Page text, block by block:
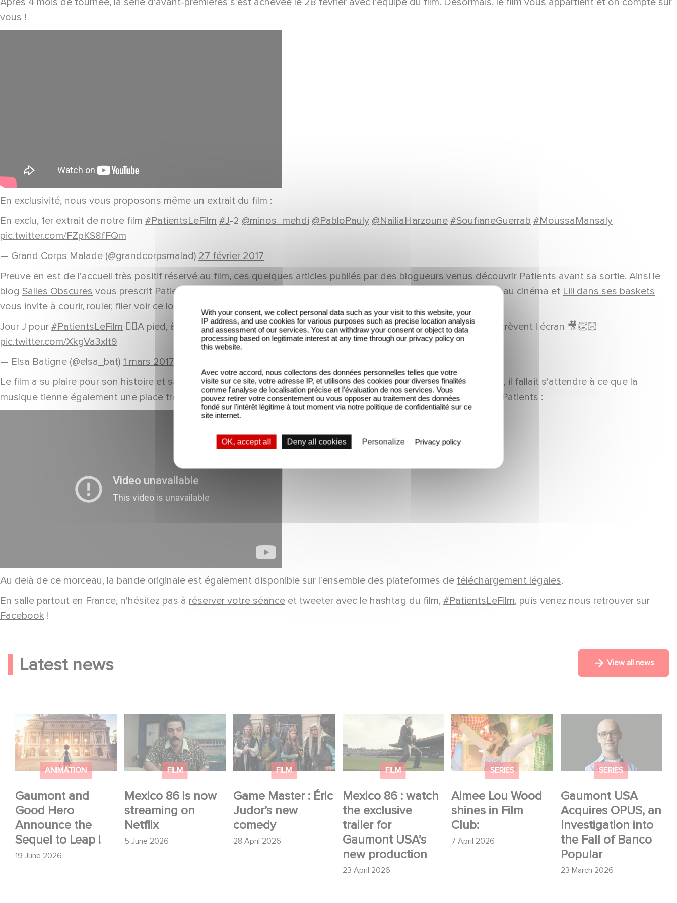
vous !
En exclusivité, nous vous proposons même un extrait du film :
En exclu, 1er extrait de notre film #PatientsLeFilm #J-2 @minos_mehdi @PabloPauly @NailiaHarzoune #SoufianeGuerrab #MoussaMansaly
pic.twitter.com/FZpKS8fFQm
— Grand Corps Malade (@grandcorpsmalad) 27 février 2017
Preuve en est de l'accueil très positif réservé au film, ces quelques articles publiés par des blogueurs venus découvrir Patients avant sa sortie. Ainsi le
blog Salles Obscures vous prescrit Patients, sans modération, vous donnent 10 raisons d'aller le voir au cinéma et Lili dans ses baskets
vous invite à courir, rouler, filer voir ce long métrage de Grand Corps Malade et Mehdi Idir.
Jour J pour #PatientsLeFilm 👍🏻A pied, à cheval, en vélo, en fauteuil... foncez découvrir ce bijou et des acteurs qui crèvent l écran 🎥👏🏻
pic.twitter.com/XkgVa3xlt9
— Elsa Batigne (@elsa_bat) 1 mars 2017
Le film a su plaire pour son histoire et sa réalisation, mais quand un artiste tel que Grand Corps Malade fait un film, il fallait s'attendre à ce que la
musique tienne également une place très importante. Si vous ne l'avez pas encore visionné, voici le clip officiel de Patients :
Au delà de ce morceau, la bande originale est également disponible sur l'ensemble des plateformes de téléchargement légales.
En salle partout en France, n'hésitez pas à réserver votre séance et tweeter avec le hashtag du film, #PatientsLeFilm, puis venez nous retrouver sur
Facebook !
Latest news View all news
ANIMATION
Gaumont and
Good Hero
Announce the
Sequel to Leap !
19 June 2026
Gaumont and Good
Hero Announce the
Sequel to Leap !
FILM
Mexico 86 is now
streaming on
Netflix
5 June 2026
Mexico 86 is now
streaming on Netflix
FILM
Game Master : Éric
Judor’s new
comedy
28 April 2026
Game Master : Éric
Judor’s new comedy
FILM
Mexico 86 : watch
the exclusive
trailer for
Gaumont USA’s
new production
23 April 2026
Mexico 86 : watch the
exclusive trailer for
Gaumont USA’s new
production
SERIES
Aimee Lou Wood
shines in Film
Club:
7 April 2026
Aimee Lou Wood
shines in Film Club:
SERIES
Gaumont USA
Acquires OPUS, an
Investigation into
the Fall of Banco
Popular
23 March 2026
Gaumont USA
Acquires OPUS, an
Investigation into the
Fall of Banco Popular
With your consent, we collect personal data such as your visit to this website, your
IP address, and use cookies for various purposes such as precise location analysis
and assessment of our services. You can withdraw your consent or object to data
processing based on legitimate interest at any time through our privacy policy on
this website.
Avec votre accord, nous collectons des données personnelles telles que votre
visite sur ce site, votre adresse IP, et utilisons des cookies pour diverses finalités
comme l'analyse de localisation précise et l'évaluation de nos services. Vous
pouvez retirer votre consentement ou vous opposer au traitement des données
fondé sur l'intérêt légitime à tout moment via notre politique de confidentialité sur ce
site internet.
OK, accept all Deny all cookies Personalize Privacy policy